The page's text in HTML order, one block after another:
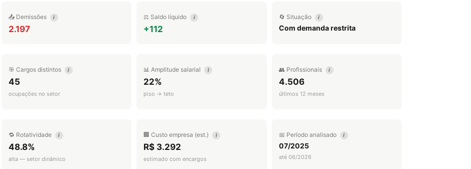
📤 Demissões i
2.197
⚖️ Saldo líquido i
+112
🔄 Situação i
Com demanda restrita
🎯 Cargos distintos i
45
ocupações no setor
📊 Amplitude salarial i
22%
piso → teto
👥 Profissionais i
4.506
últimos 12 meses
🔁 Rotatividade i
48.8%
alta — setor dinâmico
🏢 Custo empresa (est.) i
R$ 3.292
estimado com encargos
📅 Período analisado i
07/2025
até 06/2026